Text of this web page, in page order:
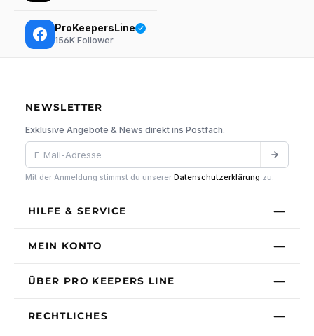
ProKeepersLine
156K Follower
NEWSLETTER
Exklusive Angebote & News direkt ins Postfach.
Mit der Anmeldung stimmst du unserer Datenschutzerklärung zu.
HILFE & SERVICE
MEIN KONTO
ÜBER PRO KEEPERS LINE
RECHTLICHES